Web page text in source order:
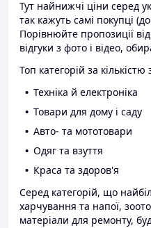
Тут найнижчі ціни серед
так кажуть самі покупці
Порівнюйте пропозиції
відгуки з фото і відео,
Топ категорій за
Техніка й електроніка
Товари для дому і саду
Авто- та мототовари
Одяг та взуття
Краса та здоров'я
Серед категорій, що
харчування та напої,
матеріали для ремонту,